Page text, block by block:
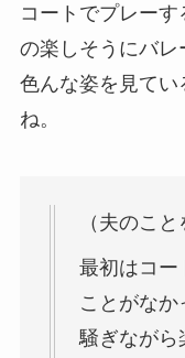
コートでプレー
の楽しそうにバ
色んな姿を見て
ね。
（夫のこと
最初はコー
ことがな
騒ぎながら